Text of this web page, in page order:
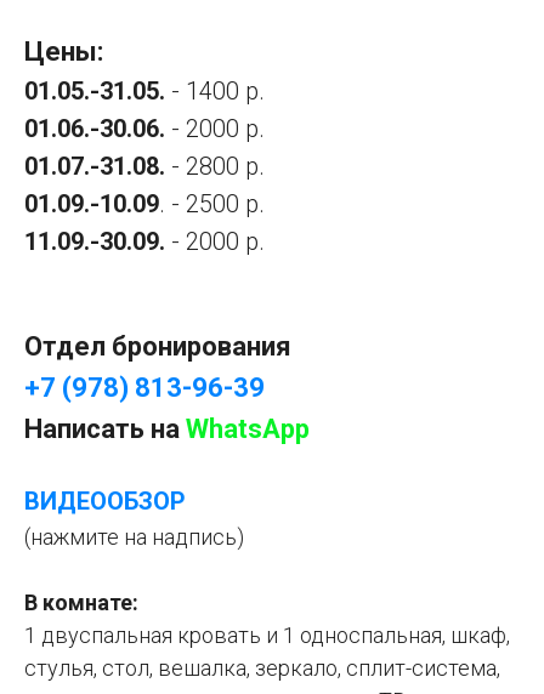
Цены:
01.05.-31.05. - 1400 р.
01.06.-30.06. - 2000 р.
01.07.-31.08. - 2800 р.
01.09.-10.09. - 2500 р.
11.09.-30.09. - 2000 р.
Отдел бронирования
+7 (978) 813-96-39
Написать на WhatsApp
ВИДЕООБЗОР
(нажмите на надпись)
В комнате:
1 двуспальная кровать и 1 односпальная, шкаф,
стулья, стол, вешалка, зеркало, сплит-система,